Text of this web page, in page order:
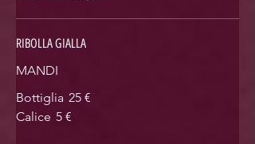
RIBOLLA GIALLA
MANDI
Bottiglia 25 €
Calice 5 €